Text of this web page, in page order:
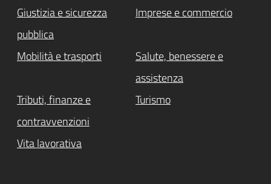
Giustizia e sicurezza
pubblica
Imprese e commercio
Mobilità e trasporti
Salute, benessere e
assistenza
Tributi, finanze e
contravvenzioni
Turismo
Vita lavorativa